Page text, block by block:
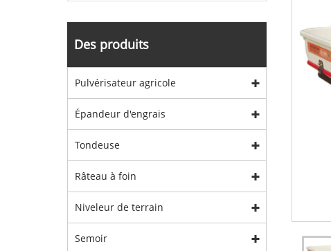
Des produits
Pulvérisateur agricole
Épandeur d'engrais
Tondeuse
Râteau à foin
Niveleur de terrain
Semoir